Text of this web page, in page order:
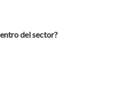
del sector?